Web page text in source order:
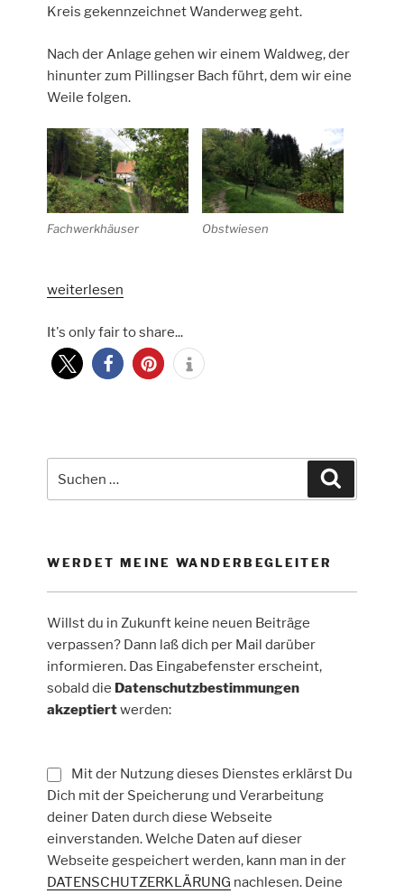
Kreis gekennzeichnet Wanderweg geht.
Nach der Anlage gehen wir einem Waldweg, der
hinunter zum Pillingser Bach führt, dem wir eine
Weile folgen.
Fachwerkhäuser Obstwiesen
„Rundwanderung
Lössel“
weiterlesen
It's only fair to share...
nach:
WERDET MEINE WANDERBEGLEITER
Willst du in Zukunft keine neuen Beiträge
verpassen? Dann laß dich per Mail darüber
informieren. Das Eingabefenster erscheint,
sobald die Datenschutzbestimmungen
akzeptiertwerden:
Mit der Nutzung dieses Dienstes erklärst Du
Dich mit der Speicherung und Verarbeitung
deiner Daten durch diese Webseite
einverstanden. Welche Daten auf dieser
Webseite gespeichert werden, kann man in der
DATENSCHUTZERKLÄRUNG nachlesen. Deine